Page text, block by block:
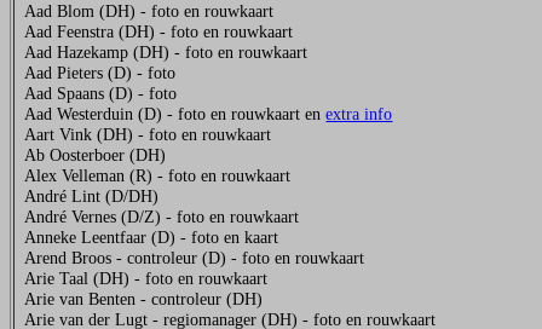
Aad Blom (DH) - foto en rouwkaart
Aad Feenstra (DH) - foto en rouwkaart
Aad Hazekamp (DH) - foto en rouwkaart
Aad Pieters (D) - foto
Aad Spaans (D) - foto
Aad Westerduin (D) - foto en rouwkaart enextra info
Aart Vink (DH) - foto en rouwkaart
Ab Oosterboer (DH)
Alex Velleman (R) - foto en rouwkaart
André Lint (D/DH)
André Vernes (D/Z) - foto en rouwkaart
Anneke Leentfaar (D) - foto en kaart
Arend Broos - controleur (D) - foto en rouwkaart
Arie Taal (DH) - foto en rouwkaart
Arie van Benten - controleur (DH)
Arie van der Lugt - regiomanager (DH) - foto en rouwkaart